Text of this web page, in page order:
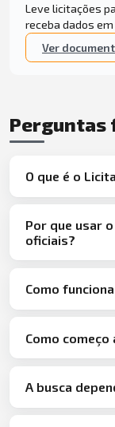
Leve licitações
receba dados em
Ver
Perguntas
O que é o
Por que usar
oficiais?
Como
Como
A busca